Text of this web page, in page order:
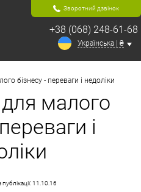
Зворотний дзвінок
+38 (068) 248-61-68
Українська | ₴
бізнесу - переваги і недоліки
малого
і
публікації: 11.10.16